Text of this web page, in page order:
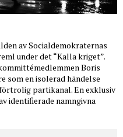
av Socialdemokraternas
under det “Kalla kriget”.
Boris
som en isolerad händelse
partikanal. En exklusiv
identifierade namngivna